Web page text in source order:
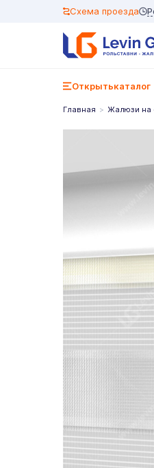
Схема проезда
Открытькаталог
Главная Жалюзи на